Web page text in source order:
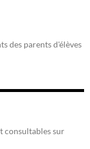
des parents d'élèves
consultables sur